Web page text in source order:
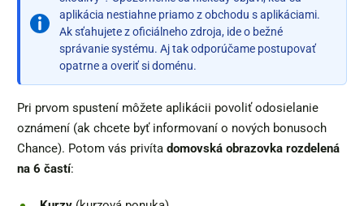
aplikácia nestiahne priamo z obchodu s aplikáciami.
Ak sťahujete z oficiálneho zdroja, ide o bežné
správanie systému. Aj tak odporúčame postupovať
opatrne a overiť si doménu.
Pri prvom spustení môžete aplikácii povoliť odosielanie
oznámení (ak chcete byť informovaní o nových bonusoch
Chance). Potom vás privíta domovská obrazovka rozdelená
na 6 častí: